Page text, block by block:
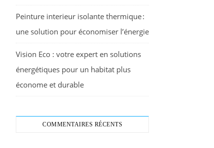
Peinture interieur isolante thermique :
une solution pour économiser l’énergie
Vision Eco : votre expert en solutions
énergétiques pour un habitat plus
économe et durable
COMMENTAIRES RÉCENTS